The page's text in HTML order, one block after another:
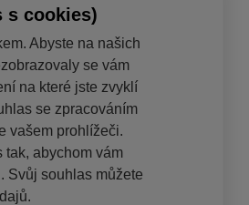
s cookies)
Abyste na našich
se vám
na které jste zvyklí
se zpracováním
vašem prohlížeči.
tak, abychom vám
Svůj souhlas můžete